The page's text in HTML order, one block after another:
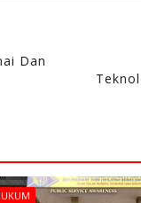
Dan